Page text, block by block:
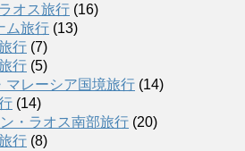
オス旅行 (16)
ム旅行 (13)
行 (7)
行 (5)
マレーシア国境旅行 (14)
(14)
・ラオス南部旅行 (20)
行 (8)